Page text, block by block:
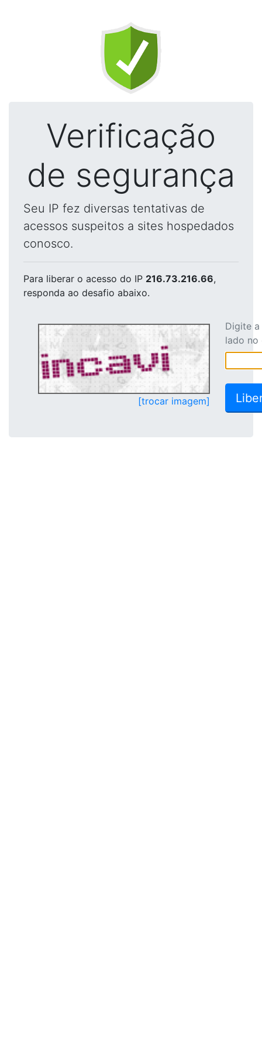
Verificação
de segurança
Seu IP fez diversas tentativas de
acessos suspeitos a sites hospedados
conosco.
Para liberar o acesso do IP 216.73.216.66,
responda ao desafio abaixo.
[trocar imagem]
Digite
lado no